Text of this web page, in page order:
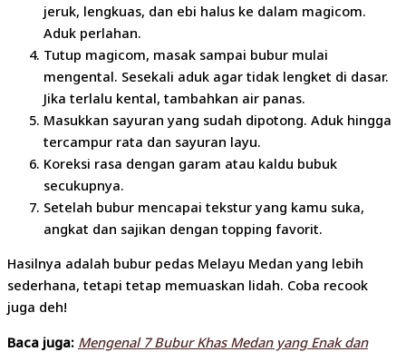
jeruk, lengkuas, dan ebi halus ke dalam magicom.
Aduk perlahan.
Tutup magicom, masak sampai bubur mulai
mengental. Sesekali aduk agar tidak lengket di dasar.
Jika terlalu kental, tambahkan air panas.
Masukkan sayuran yang sudah dipotong. Aduk hingga
tercampur rata dan sayuran layu.
Koreksi rasa dengan garam atau kaldu bubuk
secukupnya.
Setelah bubur mencapai tekstur yang kamu suka,
angkat dan sajikan dengan topping favorit.
Hasilnya adalah bubur pedas Melayu Medan yang lebih
sederhana, tetapi tetap memuaskan lidah. Coba recook
juga deh!
Baca juga: Mengenal 7 Bubur Khas Medan yang Enak dan